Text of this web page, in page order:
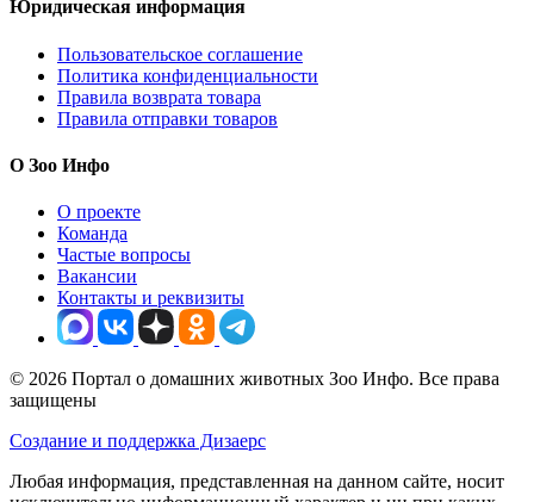
Юридическая информация
Пользовательское соглашение
Политика конфиденциальности
Правила возврата товара
Правила отправки товаров
О Зоо Инфо
О проекте
Команда
Частые вопросы
Вакансии
Контакты и реквизиты
© 2026 Портал о домашних животных Зоо Инфо. Все права
защищены
Создание и поддержка Дизаерс
Любая информация, представленная на данном сайте, носит